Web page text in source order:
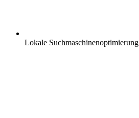
Lokale Suchmaschinenoptimierung